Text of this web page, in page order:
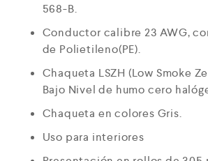
568-B.
Conductor calibre 23 AWG,
de Polietileno(PE).
Chaqueta LSZH (Low Smoke
Bajo Nivel de humo cero
Chaqueta en colores Gris.
Uso para interiores